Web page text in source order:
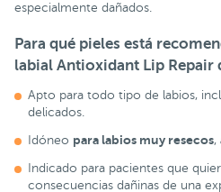
especialmente dañados.
Para qué pieles está
labial Antioxidant Lip Repair
Apto para todo tipo de labios,
delicados.
Idóneo para labios muy resecos,
Indicado para pacientes que
consecuencias dañinas de una